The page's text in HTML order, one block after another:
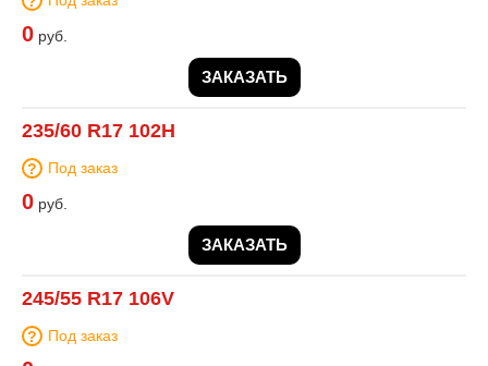
0 руб.
ЗАКАЗАТЬ
235/60 R17 102H
Под заказ
0 руб.
ЗАКАЗАТЬ
245/55 R17 106V
Под заказ